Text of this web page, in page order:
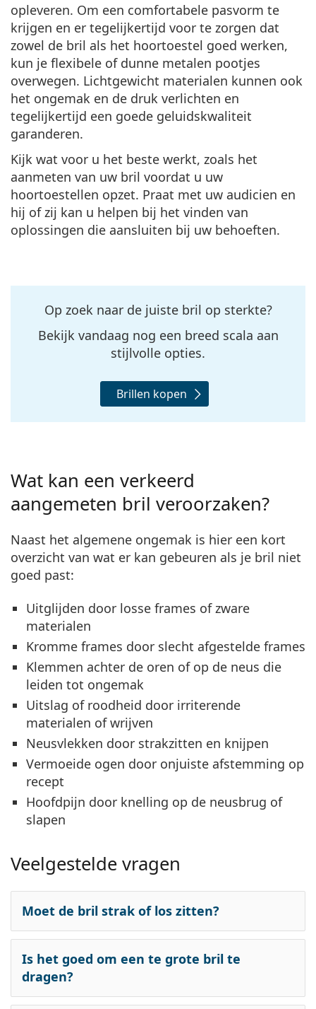
opleveren. Om een comfortabele pasvorm te
krijgen en er tegelijkertijd voor te zorgen dat
zowel de bril als het hoortoestel goed werken,
kun je flexibele of dunne metalen pootjes
overwegen. Lichtgewicht materialen kunnen ook
het ongemak en de druk verlichten en
tegelijkertijd een goede geluidskwaliteit
garanderen.
Kijk wat voor u het beste werkt, zoals het
aanmeten van uw bril voordat u uw
hoortoestellen opzet. Praat met uw audicien en
hij of zij kan u helpen bij het vinden van
oplossingen die aansluiten bij uw behoeften.
Op zoek naar de juiste bril op sterkte?
Bekijk vandaag nog een breed scala aan
stijlvolle opties.
Brillen kopen
Wat kan een verkeerd
aangemeten bril veroorzaken?
Naast het algemene ongemak is hier een kort
overzicht van wat er kan gebeuren als je bril niet
goed past:
Uitglijden door losse frames of zware
materialen
Kromme frames door slecht afgestelde frames
Klemmen achter de oren of op de neus die
leiden tot ongemak
Uitslag of roodheid door irriterende
materialen of wrijven
Neusvlekken door strakzitten en knijpen
Vermoeide ogen door onjuiste afstemming op
recept
Hoofdpijn door knelling op de neusbrug of
slapen
Veelgestelde vragen
Moet de bril strak of los zitten?
Is het goed om een te grote bril te
dragen?